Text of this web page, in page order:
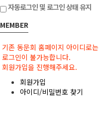
자동로그인 및 로그인 상태 유지
MEMBER
기존 동문회 홈페이지 아이디로는
로그인이 불가능합니다.
회원가입을 진행해주세요.
회원가입
아이디/비밀번호 찾기